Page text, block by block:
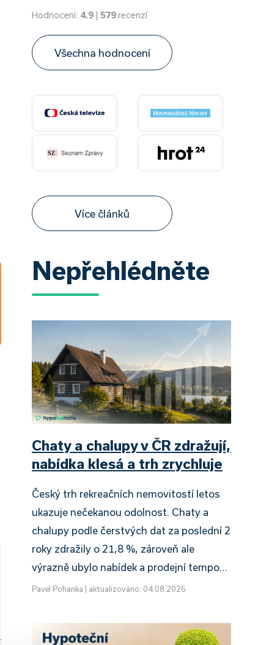
Hodnocení: 4.9 | 579recenzí
Všechna hodnocení
Více článků
Nepřehlédněte
Chaty a chalupy v ČR zdražují,
nabídka klesá a trh zrychluje
Český trh rekreačních nemovitostí letos
ukazuje nečekanou odolnost. Chaty a
chalupy podle čerstvých dat za poslední 2
roky zdražily o 21,8 %, zároveň ale
výrazně ubylo nabídek a prodejní tempo…
Pavel Pohanka aktualizováno: 04.08.2026